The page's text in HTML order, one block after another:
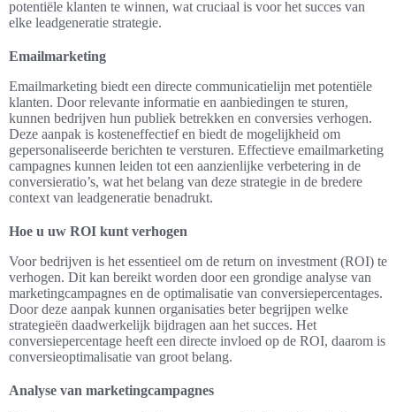
potentiële klanten te winnen, wat cruciaal is voor het succes van
elke leadgeneratie strategie.
Emailmarketing
Emailmarketing biedt een directe communicatielijn met potentiële
klanten. Door relevante informatie en aanbiedingen te sturen,
kunnen bedrijven hun publiek betrekken en conversies verhogen.
Deze aanpak is kosteneffectief en biedt de mogelijkheid om
gepersonaliseerde berichten te versturen. Effectieve emailmarketing
campagnes kunnen leiden tot een aanzienlijke verbetering in de
conversieratio’s, wat het belang van deze strategie in de bredere
context van leadgeneratie benadrukt.
Hoe u uw ROI kunt verhogen
Voor bedrijven is het essentieel om de return on investment (ROI) te
verhogen. Dit kan bereikt worden door een grondige analyse van
marketingcampagnes en de optimalisatie van conversiepercentages.
Door deze aanpak kunnen organisaties beter begrijpen welke
strategieën daadwerkelijk bijdragen aan het succes. Het
conversiepercentage heeft een directe invloed op de ROI, daarom is
conversieoptimalisatie van groot belang.
Analyse van marketingcampagnes